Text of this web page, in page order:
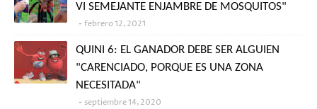
VI SEMEJANTE ENJAMBRE DE MOSQUITOS"
febrero 12, 2021
QUINI 6: EL GANADOR DEBE SER ALGUIEN
"CARENCIADO, PORQUE ES UNA ZONA
NECESITADA"
septiembre 14, 2020